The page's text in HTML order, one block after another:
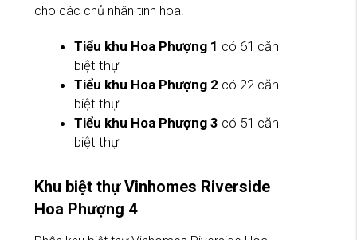
cho các chủ nhân tinh hoa.
Tiểu khu Hoa Phượng 1 có 61 căn
biệt thự
Tiểu khu Hoa Phượng 2 có 22 căn
biệt thự
Tiểu khu Hoa Phượng 3 có 51 căn
biệt thự
Khu biệt thự Vinhomes Riverside
Hoa Phượng 4